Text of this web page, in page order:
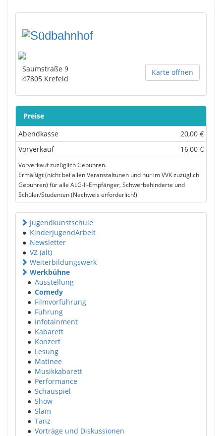
Karte öffnen
Saumstraße 9
47805 Krefeld
Preise
Abendkasse
20,00 €
Vorverkauf
16,00 €
Vorverkauf zuzüglich Gebühren.
Ermäßigt (nicht bei allen Veranstaltunen und nur im VVK zuzüglich
Gebühren) für alle ALG-II-Empfänger, Schwerbehinderte und
Schüler/Studenten (Nachweis erforderlich!)
Jugendkunstschule
● KinderJugendArbeit
● Newsletter
● VZ (alt)
Weiterbildungswerk
Werkbühne
● Ausstellung
● Comedy
● Filmvorführung
● Führung
● Infotainment
● Kabarett
● Konzert
● Lesung
● Matinee
● Musikkabarett
● Performance
● Schauspiel
● Show
● Slam
● Tanz
● Vorträge und Diskussionen